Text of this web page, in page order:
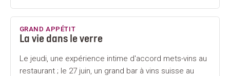
GRAND APPÉTIT
La vie dans le verre
Le jeudi, une expérience intime d'accord mets-vins au
restaurant ; le 27 juin, un grand bar à vins suisse au